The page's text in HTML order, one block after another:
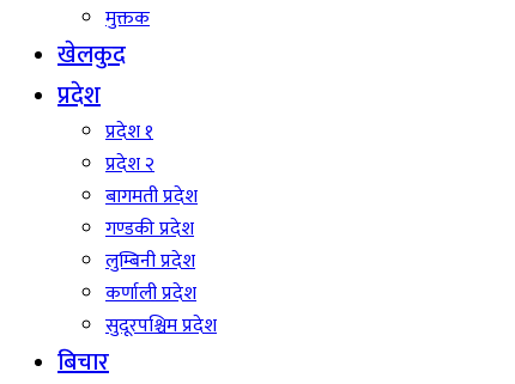
मुक्तक
खेलकुद
प्रदेश
प्रदेश १
प्रदेश २
बागमती प्रदेश
गण्डकी प्रदेश
लुम्बिनी प्रदेश
कर्णाली प्रदेश
सुदूरपश्चिम प्रदेश
बिचार